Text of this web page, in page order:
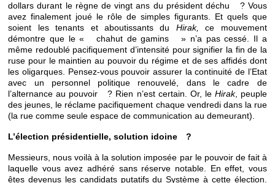
dollars durant le règne de vingt ans du président déchu ? Vous
avez finalement joué le rôle de simples figurants. Et quels que
soient les tenants et aboutissants du Hirak,ce mouvement
démontre que le « chahut de gamins » n’a pas cessé. Il a
même redoublé pacifiquement d’intensité pour signifier la fin de la
ruse pour le maintien au pouvoir du régime et de ses affidés dont
les oligarques. Pensez-vous pouvoir assurer la continuité de l’Etat
avec un personnel politique renouvelé, dans le cadre de
l’alternance au pouvoir ? Rien n’est certain. Or, le Hirak, peuple
des jeunes, le réclame pacifiquement chaque vendredi dans la rue
(la rue comme seule espace de communication au demeurant).
L’élection présidentielle, solution idoine ?
Messieurs, nous voilà à la solution imposée par le pouvoir de fait à
laquelle vous avez adhéré sans réserve notable. En effet, vous
êtes devenus les candidats putatifs du Système à cette élection.